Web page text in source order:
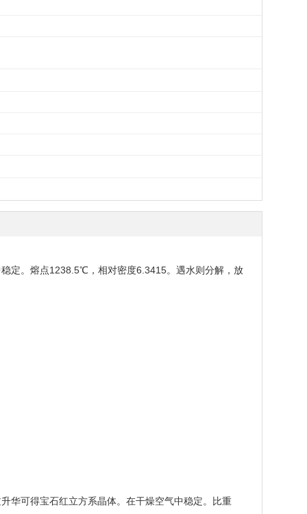
定。熔点1238.5℃，相对密度6.3415。遇水则分解，放
华可得宝石红立方系晶体。在干燥空气中稳定。比重